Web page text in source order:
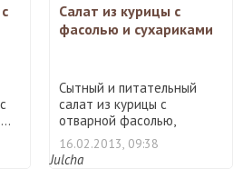
Салат из курицы с
фасолью и сухариками
Сытный и питательный
салат из курицы с
отварной фасолью,
сухариками ...
16.02.2013, 09:38
Julcha